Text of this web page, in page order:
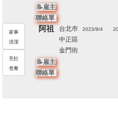
📝雇主
聯絡單
家事
清潔
烹飪
煮餐
阿祖
📝雇主
聯絡單
台北巿
中正區
金門街
2023/9/4